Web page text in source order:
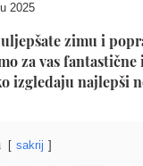
2025
zimu i
za vas fantastične
izgledaju najlepši
sakrij